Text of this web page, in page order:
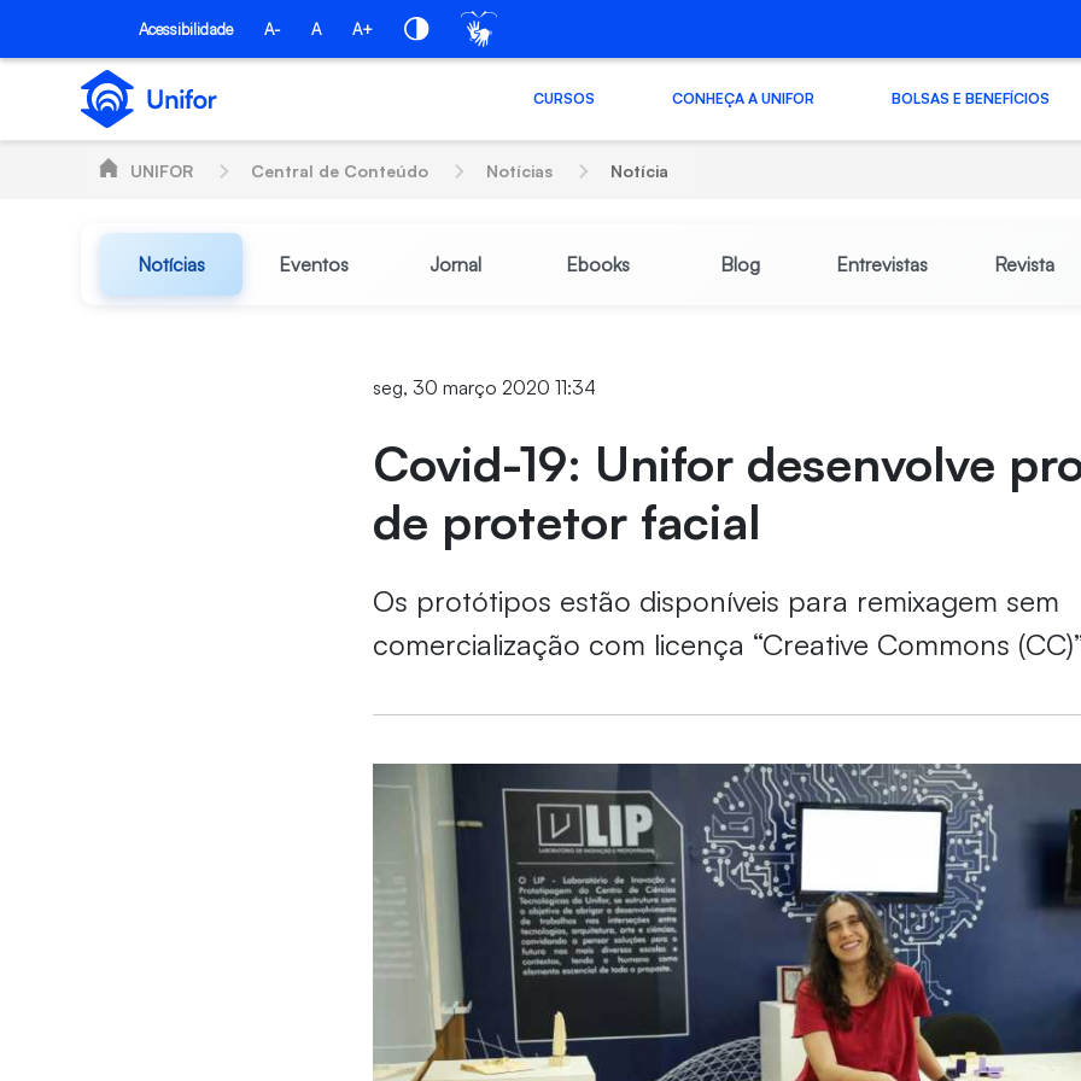
Pular para o Conteúdo principal
Acessibilidade A- A A+
CURSOS CONHEÇA A UNIFOR BOLSAS E BENEFÍCIOS
UNIFOR Central de Conteúdo Notícias Notícia
Notícias Eventos Jornal Ebooks Blog Entrevistas Revista
seg, 30 março 2020 11:34
Covid-19: Unifor desenvolve
de protetor facial
Os protótipos estão disponíveis para remixagem sem
comercialização com licença “Creative Commons